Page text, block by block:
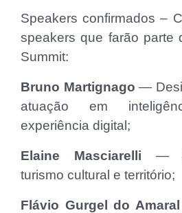
Speakers confirmados –
speakers que farão parte
Summit:
Bruno Martignago —
atuação em
experiência digital;
Elaine Masciarelli —
turismo cultural e território;
Flávio Gurgel do Amaral